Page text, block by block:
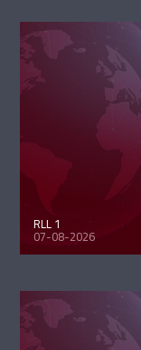
RLL 1
07-08-2026